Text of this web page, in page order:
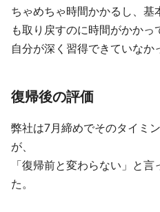
ちゃめちゃ時間かかるし、
も取り戻すのに時間がかか
自分が深く習得できていなか
復帰後の評価
弊社は7月締めでそのタイミ
が、
「復帰前と変わらない」と
た。